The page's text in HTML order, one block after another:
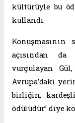
kültürüyle bu
kullandı.
Konuşmasının
açısından
vurgulayan Gül,
Avrupa’daki
birliğin,
ödülüdür” diye